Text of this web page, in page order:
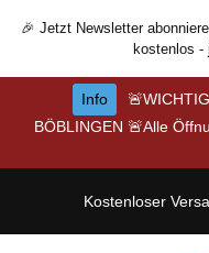
Zum Hauptinhalt springen
🎉 Jetzt Newsletter
kostenlos -
Info
BÖBLINGEN 🚨Alle
Kostenloser